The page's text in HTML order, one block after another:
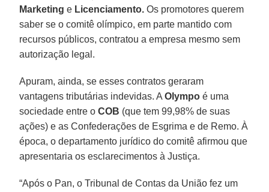
Marketing e Licenciamento. Os promotores querem
saber se o comitê olímpico, em parte mantido com
recursos públicos, contratou a empresa mesmo sem
autorização legal.
Apuram, ainda, se esses contratos geraram
vantagens tributárias indevidas. AOlympo é uma
sociedade entre oCOB (que tem 99,98% de suas
ações) e as Confederações de Esgrima e de Remo. À
época, o departamento jurídico do comitê afirmou que
apresentaria os esclarecimentos à Justiça.
“Após o Pan, o Tribunal de Contas da União fez um